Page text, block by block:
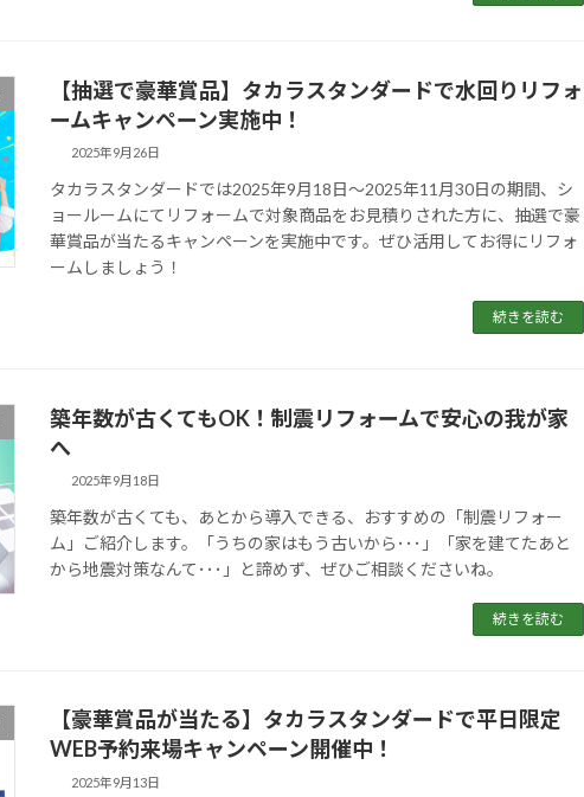
【抽選で豪華賞品】タカラスタンダードで水回りリフォ
ームキャンペーン実施中！
2025年9月26日
タカラスタンダードでは2025年9月18日～2025年11月30日の期間、シ
ョールームにてリフォームで対象商品をお見積りされた方に、抽選で豪
華賞品が当たるキャンペーンを実施中です。ぜひ活用してお得にリフォ
ームしましょう！
続きを読む
築年数が古くてもOK！制震リフォームで安心の我が家
へ
2025年9月18日
築年数が古くても、あとから導入できる、おすすめの「制震リフォー
ム」ご紹介します。「うちの家はもう古いから･･･」「家を建てたあと
から地震対策なんて･･･」と諦めず、ぜひご相談くださいね。
続きを読む
【豪華賞品が当たる】タカラスタンダードで平日限定
WEB予約来場キャンペーン開催中！
2025年9月13日